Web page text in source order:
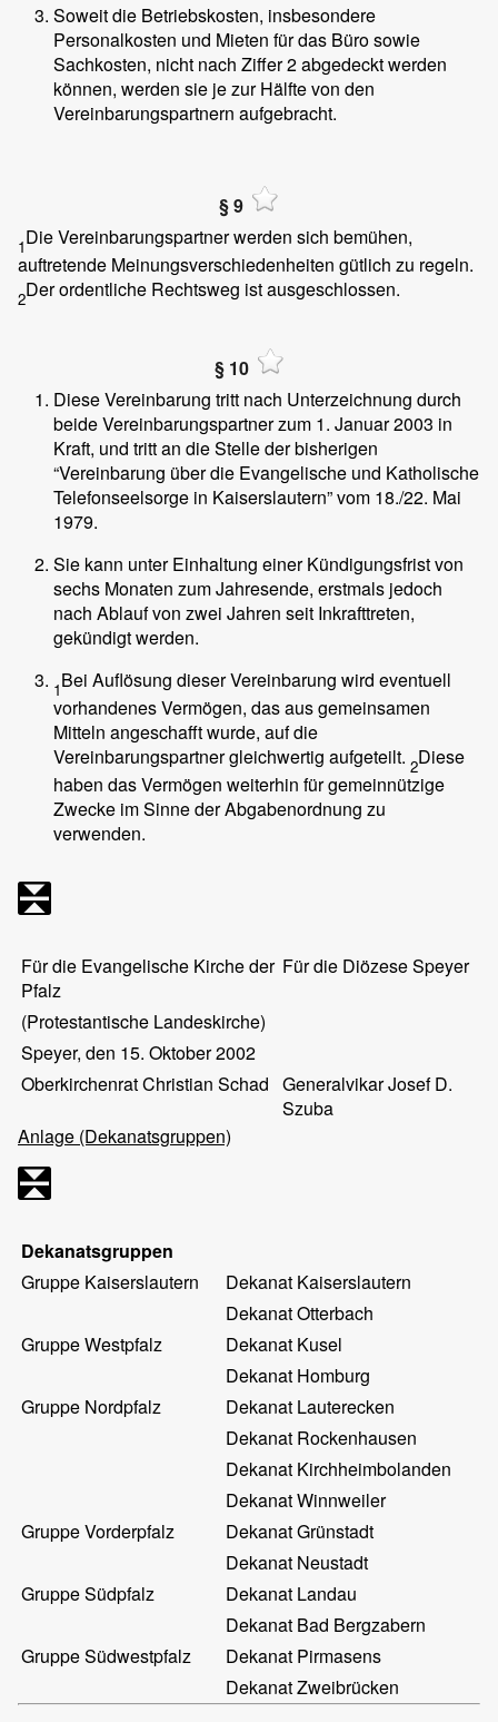
Soweit die Betriebskosten, insbesondere
Personalkosten und Mieten für das Büro sowie
Sachkosten, nicht nach Ziffer 2 abgedeckt werden
können, werden sie je zur Hälfte von den
Vereinbarungspartnern aufgebracht.
§ 9
1Die Vereinbarungspartner werden sich bemühen,
auftretende Meinungsverschiedenheiten gütlich zu regeln.
2Der ordentliche Rechtsweg ist ausgeschlossen.
§ 10
Diese Vereinbarung tritt nach Unterzeichnung durch
beide Vereinbarungspartner zum 1. Januar 2003 in
Kraft, und tritt an die Stelle der bisherigen
“Vereinbarung über die Evangelische und Katholische
Telefonseelsorge in Kaiserslautern” vom 18./22. Mai
1979.
Sie kann unter Einhaltung einer Kündigungsfrist von
sechs Monaten zum Jahresende, erstmals jedoch
nach Ablauf von zwei Jahren seit Inkrafttreten,
gekündigt werden.
1Bei Auflösung dieser Vereinbarung wird eventuell
vorhandenes Vermögen, das aus gemeinsamen
Mitteln angeschafft wurde, auf die
Vereinbarungspartner gleichwertig aufgeteilt. 2Diese
haben das Vermögen weiterhin für gemeinnützige
Zwecke im Sinne der Abgabenordnung zu
verwenden.
Für die Evangelische Kirche der
Pfalz
Für die Diözese Speyer
(Protestantische Landeskirche)
Speyer, den 15. Oktober 2002
Oberkirchenrat Christian Schad Generalvikar Josef D.
Szuba
Anlage (Dekanatsgruppen)
Dekanatsgruppen
Gruppe Kaiserslautern
Dekanat Kaiserslautern
Dekanat Otterbach
Gruppe Westpfalz
Dekanat Kusel
Dekanat Homburg
Gruppe Nordpfalz
Dekanat Lauterecken
Dekanat Rockenhausen
Dekanat Kirchheimbolanden
Dekanat Winnweiler
Gruppe Vorderpfalz
Dekanat Grünstadt
Dekanat Neustadt
Gruppe Südpfalz
Dekanat Landau
Dekanat Bad Bergzabern
Gruppe Südwestpfalz
Dekanat Pirmasens
Dekanat Zweibrücken